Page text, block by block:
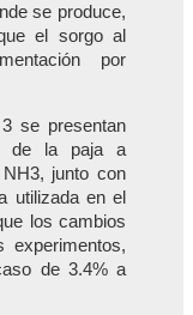
se produce,
el sorgo al
por
se presentan
de la paja a
junto con
utilizada en el
los cambios
experimentos,
de 3.4% a